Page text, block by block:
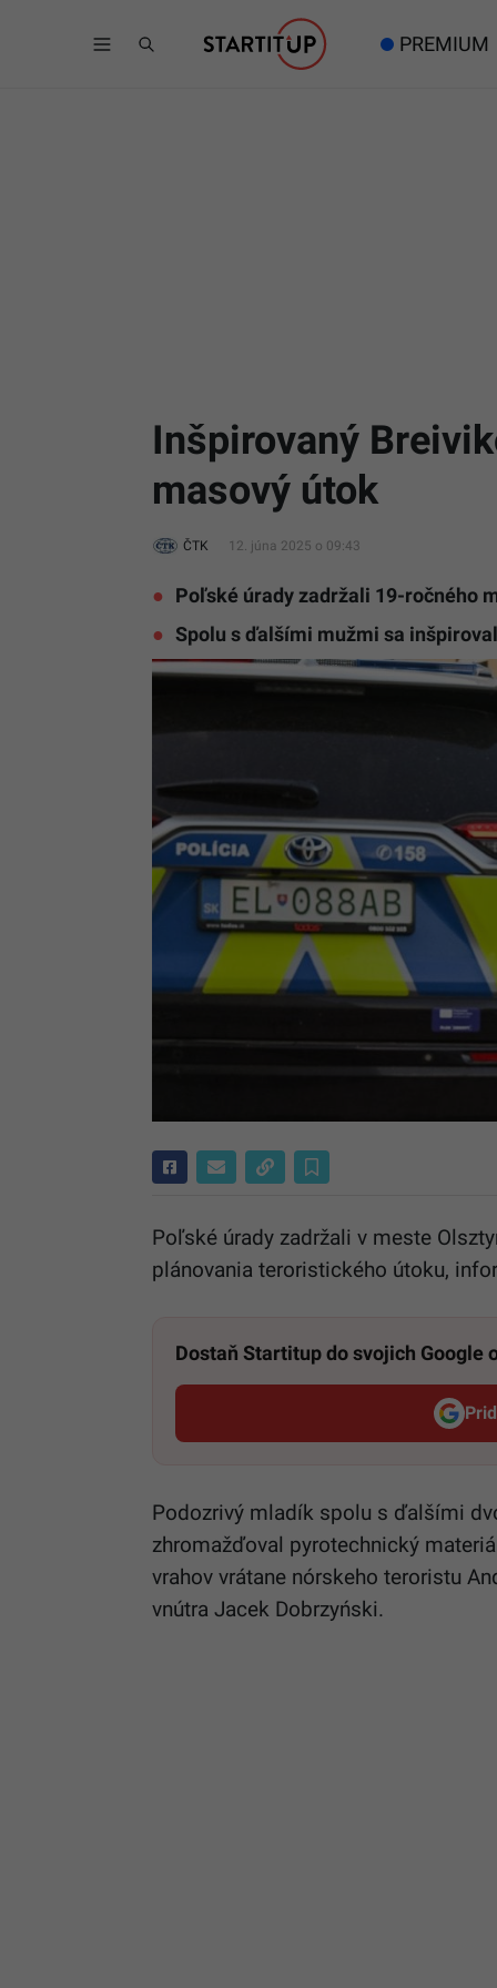
PREMIUM
Inšpirovaný
masový útok
ČTK 12. júna 2025 o 09:43
Poľské úrady zadržali 19-ročného
Spolu s ďalšími mužmi sa
Poľské úrady zadržali v meste
plánovania teroristického útoku,
Dostaň Startitup do svojich Google
Podozrivý mladík spolu s ďalšími
zhromažďoval pyrotechnický
vrahov vrátane nórskeho teroristu
vnútra Jacek Dobrzyński.